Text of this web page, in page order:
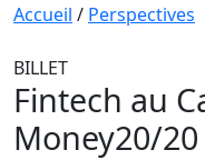
Accueil / Perspectives
BILLET
Fintech au
Money20/20